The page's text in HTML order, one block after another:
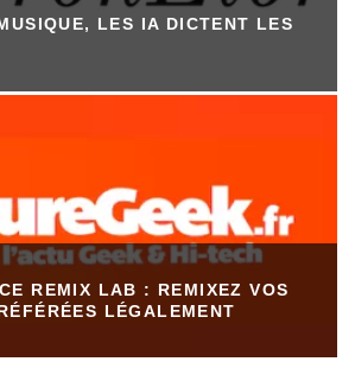
LES IA DICTENT LES
REMIX LAB : REMIXEZ VOS
LÉGALEMENT